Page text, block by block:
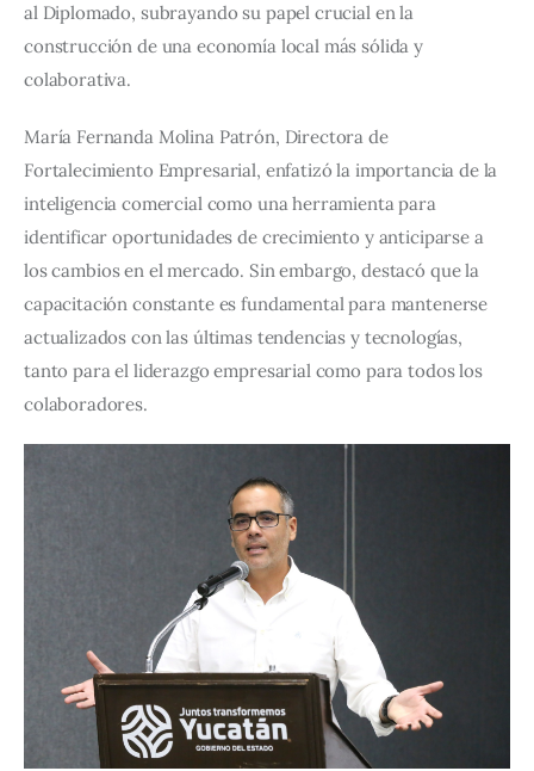
al Diplomado, subrayando su papel crucial en la
construcción de una economía local más sólida y
colaborativa.
María Fernanda Molina Patrón, Directora de
Fortalecimiento Empresarial, enfatizó la importancia de la
inteligencia comercial como una herramienta para
identificar oportunidades de crecimiento y anticiparse a
los cambios en el mercado. Sin embargo, destacó que la
capacitación constante es fundamental para mantenerse
actualizados con las últimas tendencias y tecnologías,
tanto para el liderazgo empresarial como para todos los
colaboradores.